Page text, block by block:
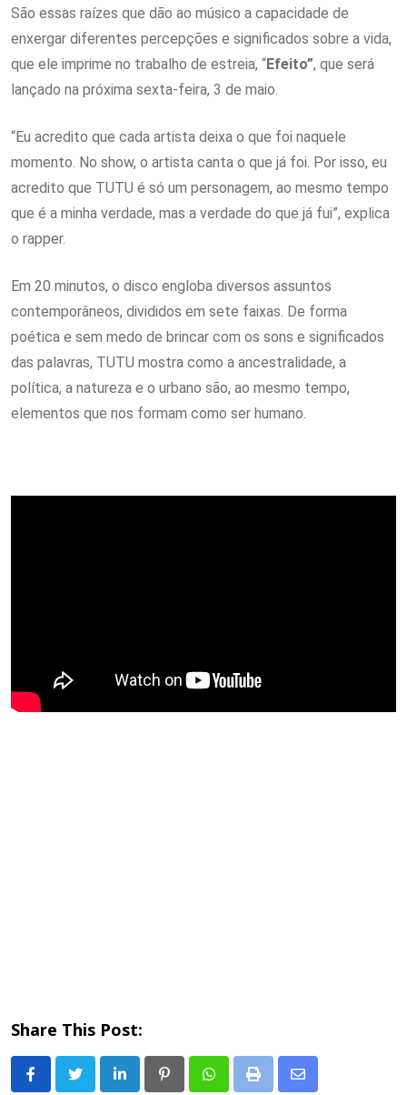
São essas raízes que dão ao músico a capacidade de
enxergar diferentes percepções e significados sobre a vida,
que ele imprime no trabalho de estreia, “Efeito”, que será
lançado na próxima sexta-feira, 3 de maio.
“Eu acredito que cada artista deixa o que foi naquele
momento. No show, o artista canta o que já foi. Por isso, eu
acredito que TUTU é só um personagem, ao mesmo tempo
que é a minha verdade, mas a verdade do que já fui”, explica
o rapper.
Em 20 minutos, o disco engloba diversos assuntos
contemporâneos, divididos em sete faixas. De forma
poética e sem medo de brincar com os sons e significados
das palavras, TUTU mostra como a ancestralidade, a
política, a natureza e o urbano são, ao mesmo tempo,
elementos que nos formam como ser humano.
Share This Post:
LinkedIn PinterestWhatsappPrint
Share